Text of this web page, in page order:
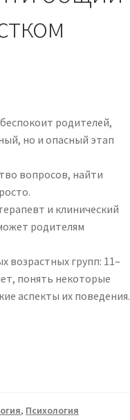
родителей,
но и опасный этап
вопросов, найти
и клинический
родителям
возрастных групп: 11–
понять некоторые
аспекты их поведения.
, Психология